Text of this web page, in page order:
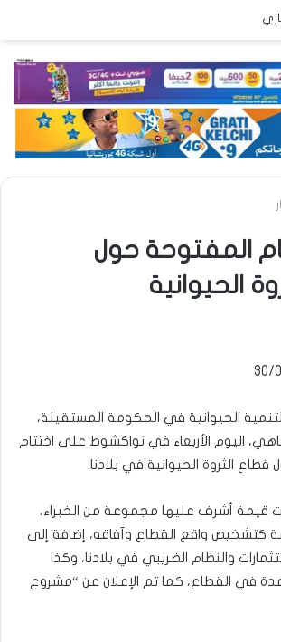
المفتوحة حول
الحيوانية
الحيوانية في الحكومة المستقيلة،
اليوم الأربعاء في نواكشوط على اختتام
قطاع الثروة الحيوانية في بلادنا.
قيمة أشرف عليها مجموعة من الخبراء،
كتشخيص واقع القطاع وآفاقه، إضافة إلى
والنظام الضريبي في بلادنا، وكذا
في القطاع، كما تم الإعلان عن “مشروع